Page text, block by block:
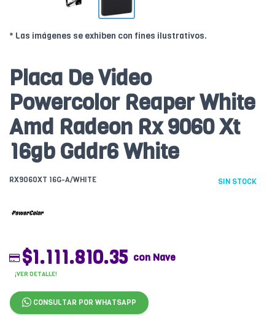
* Las imágenes se exhiben con fines ilustrativos.
Placa De Video
Powercolor Reaper White
Amd Radeon Rx 9060 Xt
16gb Gddr6 White
RX9060XT 16G-A/WHITE SIN STOCK
$1.111.810.35 con Nave
¡VER DETALLE!
CONSULTAR POR WHATSAPP